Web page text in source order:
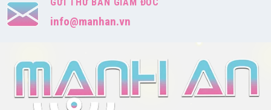
GỬI THƯ BAN GIÁM ĐỐC
info@manhan.vn